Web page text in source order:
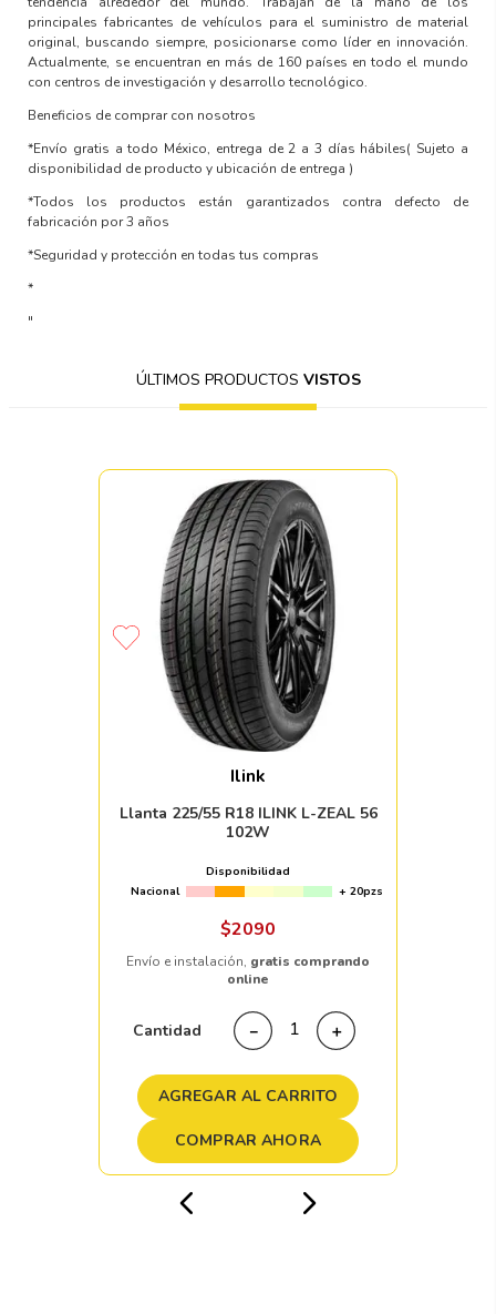
principales fabricantes de vehículos para el suministro de material
original, buscando siempre, posicionarse como líder en innovación.
Actualmente, se encuentran en más de 160 países en todo el mundo
con centros de investigación y desarrollo tecnológico.
Beneficios de comprar con nosotros
*Envío gratis a todo México, entrega de 2 a 3 días hábiles( Sujeto a
disponibilidad de producto y ubicación de entrega )
*Todos los productos están garantizados contra defecto de
fabricación por 3 años
*Seguridad y protección en todas tus compras
*
"
ÚLTIMOS PRODUCTOS VISTOS
Ilink
Llanta 225/55 R18 ILINK L-ZEAL 56
102W
Disponibilidad
Nacional
+ 20pzs
$2090
Envío e instalación, gratis comprando
online
Cantidad ＋
－
AGREGAR AL CARRITO
COMPRAR AHORA